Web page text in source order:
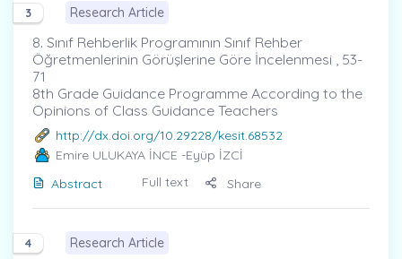
3 Research Article
8. Sınıf Rehberlik Programının Sınıf Rehber
Öğretmenlerinin Görüşlerine Göre İncelenmesi , 53-
71
8th Grade Guidance Programme According to the
Opinions of Class Guidance Teachers
http://dx.doi.org/10.29228/kesit.68532
Emire ULUKAYA İNCE -Eyüp İZCİ
Abstract
Full text Share
4 Research Article